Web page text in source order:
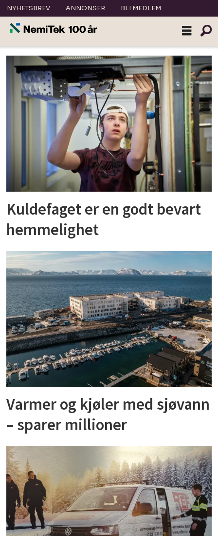
NYHETSBREV ANNONSER BLI MEDLEM
Tag:
ptg
Kuldefaget er en godt bevart
hemmelighet
Varmer og kjøler med sjøvann
– sparer millioner